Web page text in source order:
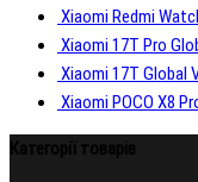
Xiaomi Redmi
Xiaomi 17T Pro
Xiaomi 17T Global
Xiaomi POCO X8
Категорії товарів